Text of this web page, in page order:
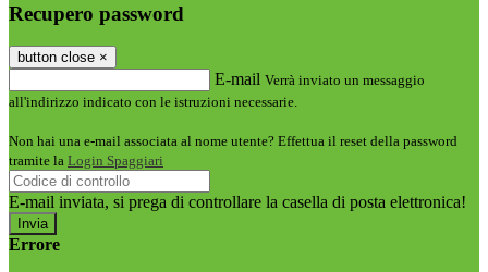
Recupero password
button close ×
E-mail Verrà inviato un messaggio
all'indirizzo indicato con le istruzioni necessarie.
Non hai una e-mail associata al nome utente? Effettua il reset della password
tramite la Login Spaggiari
E-mail inviata, si prega di controllare la casella di posta elettronica!
Errore